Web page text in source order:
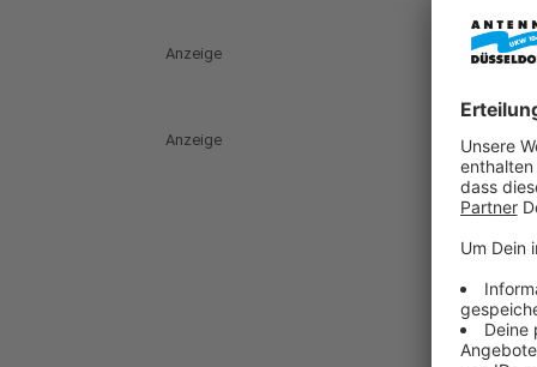
Anzeige
Anzeige